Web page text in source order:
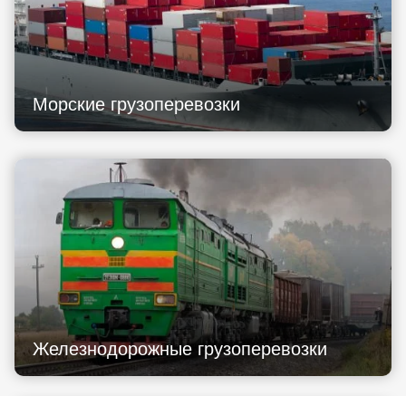
Морские грузоперевозки
Железнодорожные грузоперевозки